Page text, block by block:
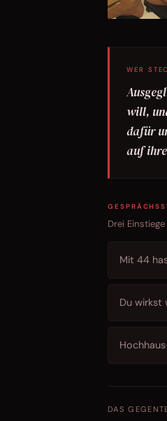
WER
will,
dafür
auf
Drei
Mit 44
Du wirkst
DAS